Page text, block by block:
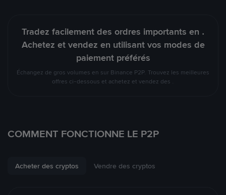
Tradez facilement des ordres importants en .
Achetez et vendez en utilisant vos modes de
paiement préférés
Échangez de gros volumes en sur Binance P2P. Trouvez les meilleures
offres ci-dessous et achetez et vendez des .
COMMENT FONCTIONNE LE P2P
Acheter des cryptos Vendre des cryptos